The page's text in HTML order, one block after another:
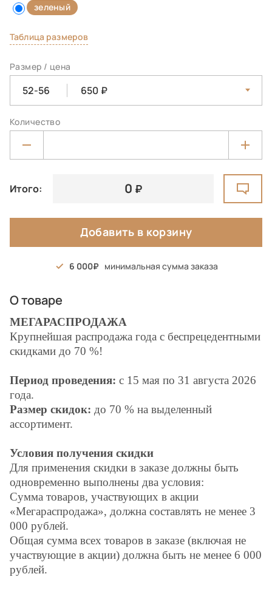
зеленый
Таблица размеров
Размер / цена
52-56 650
Количество
Итого: 0
Добавить в корзину
6 000 минимальная сумма заказа
О товаре
МЕГАРАСПРОДАЖА
Крупнейшая распродажа года с беспрецедентными
скидками до 70 %!
Период проведения: с 15 мая по 31 августа 2026
года.
Размер скидок: до 70 % на выделенный
ассортимент.
Условия получения скидки
Для применения скидки в заказе должны быть
одновременно выполнены два условия:
Сумма товаров, участвующих в акции
«Мегараспродажа», должна составлять не менее 3
000 рублей.
Общая сумма всех товаров в заказе (включая не
участвующие в акции) должна быть не менее 6 000
рублей.